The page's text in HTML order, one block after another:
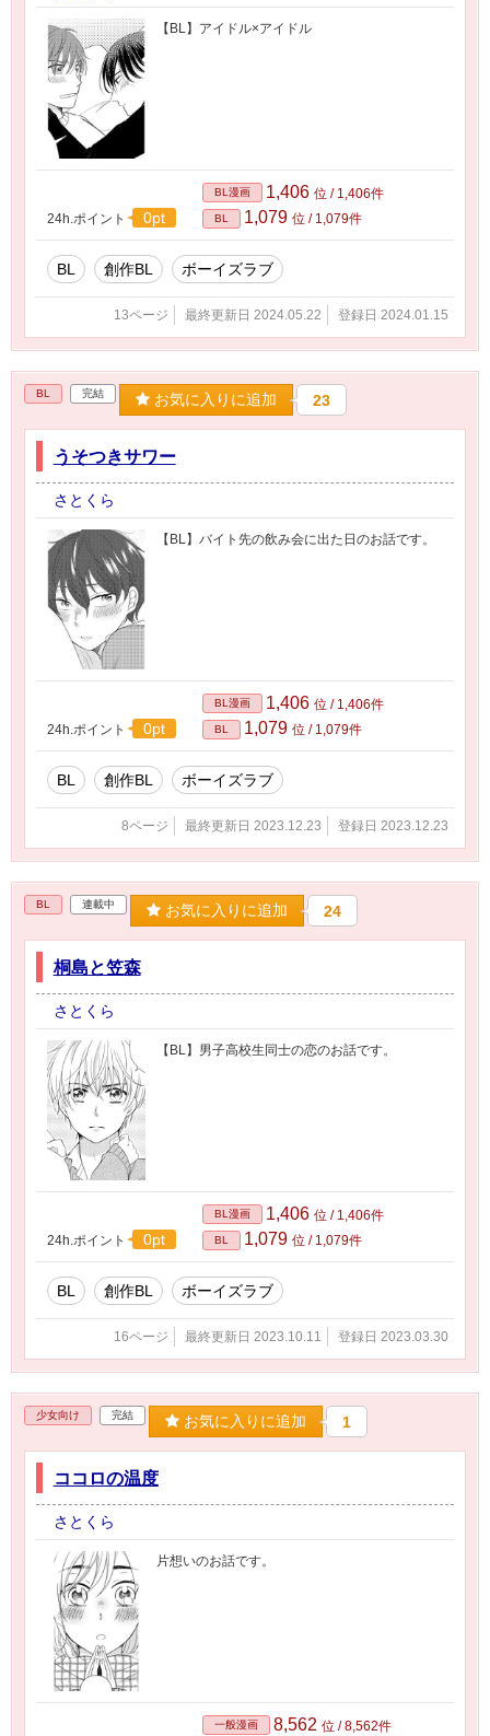
【BL】アイドル×アイドル
24h.ポイント 0pt
BL漫画 1,406 位 / 1,406件
BL 1,079 位 / 1,079件
BL 創作BL ボーイズラブ
13ページ 最終更新日 2024.05.22 登録日 2024.01.15
BL 完結 お気に入りに追加 23
うそつきサワー
さとくら
【BL】バイト先の飲み会に出た日のお話です。
24h.ポイント 0pt
BL漫画 1,406 位 / 1,406件
BL 1,079 位 / 1,079件
BL 創作BL ボーイズラブ
8ページ 最終更新日 2023.12.23 登録日 2023.12.23
BL 連載中 お気に入りに追加 24
桐島と笠森
さとくら
【BL】男子高校生同士の恋のお話です。
24h.ポイント 0pt
BL漫画 1,406 位 / 1,406件
BL 1,079 位 / 1,079件
BL 創作BL ボーイズラブ
16ページ 最終更新日 2023.10.11 登録日 2023.03.30
少女向け 完結 お気に入りに追加 1
ココロの温度
さとくら
片想いのお話です。
一般漫画 8,562 位 / 8,562件